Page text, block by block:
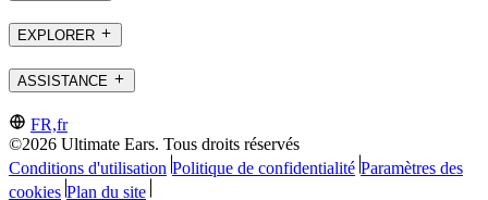
EXPLORER
ASSISTANCE
FR,fr
©2026 Ultimate Ears. Tous droits réservés
Conditions d'utilisation Politique de confidentialité Paramètres des
cookies Plan du site